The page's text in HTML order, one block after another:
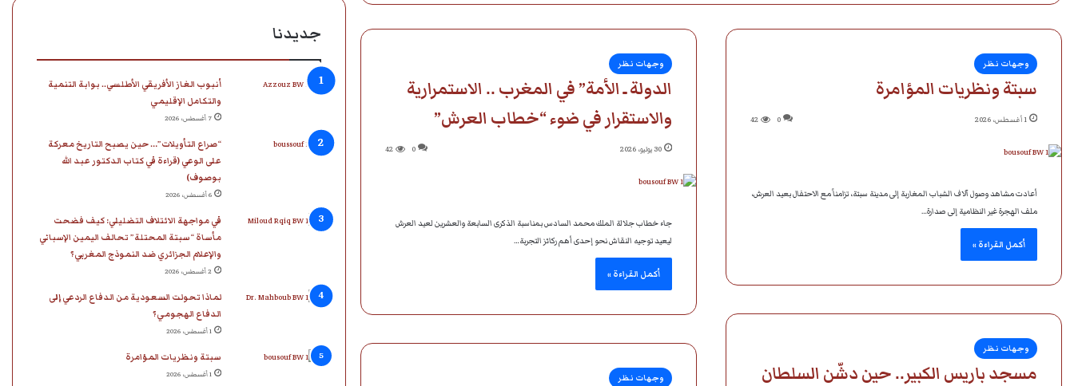
وجهات نظر
سبتة ونظريات المؤامرة
1 أغسطس، 2026 0
42
أعادت مشاهد وصول آلاف الشباب المغاربة إلى مدينة سبتة، تزامناً مع الاحتفال بعيد العرش،
ملف الهجرة غير النظامية إلى صدارة…
أكمل القراءة »
وجهات نظر
الدولة ـ الأمة” في المغرب .. الاستمرارية
والاستقرار في ضوء “خطاب العرش”
30 يوليو، 2026 0
42
جاء خطاب جلالة الملك محمد السادس بمناسبة الذكرى السابعة والعشرين لعيد العرش
ليعيد توجيه النقاش نحو إحدى أهم ركائز التجربة…
أكمل القراءة »
وجهات نظر
مسجد باريس الكبير.. حين دشّن السلطان
وجهات نظر
و
ك
د
إ
ن
T
u
b
e
ق
ر
م
ر
ا
ا
ب
جديدنا
أنبوب الغاز الأفريقي الأطلسي.. بوابة التنمية
والتكامل الإقليمي
7 أغسطس، 2026
“صراع التأويلات”… حين يصبح التاريخ معركة
على الوعي (قراءة في كتاب الدكتور عبد الله
بوصوف)
6 أغسطس، 2026
في مواجهة الائتلاف التضليلي: كيف فضحت
مأساة “سبتة المحتلة” تحالف اليمين الإسباني
والإعلام الجزائري ضد النموذج المغربي؟
2 أغسطس، 2026
لماذا تحولت السعودية من الدفاع الردعي إلى
الدفاع الهجومي؟
1 أغسطس، 2026
سبتة ونظريات المؤامرة
1 أغسطس، 2026